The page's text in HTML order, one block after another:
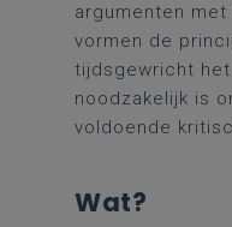
argumenten
vormen de
tijdsgewricht
noodzakelijk is
voldoende
Wat?